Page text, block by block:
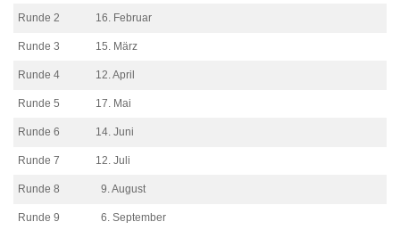
Runde 2 16. Februar
Runde 3 15. März
Runde 4 12. April
Runde 5 17. Mai
Runde 6 14. Juni
Runde 7 12. Juli
Runde 8 9. August
Runde 9 6. September